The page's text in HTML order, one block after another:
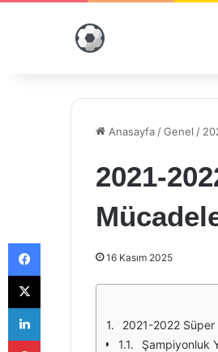
Anasayfa /Genel /
2021-
16 Kasım 2025
2021-2022
Şampiyonluk
Facebook
X
LinkedIn
Pinterest